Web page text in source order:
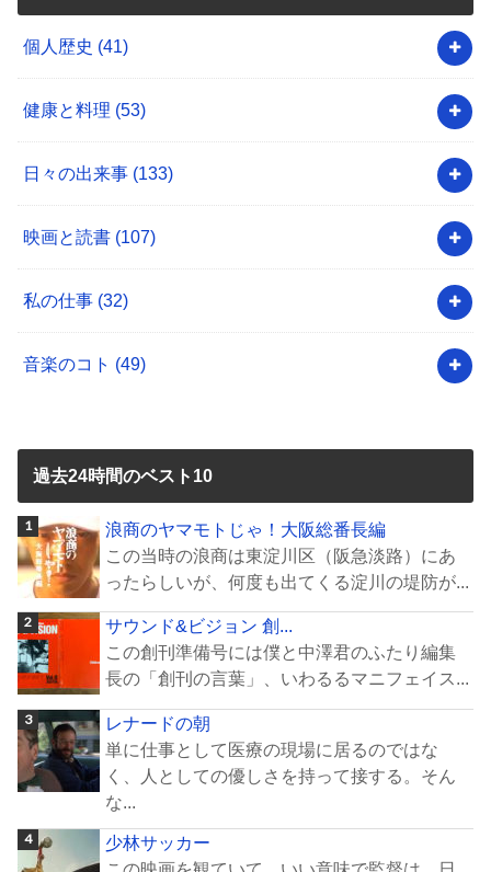
個人歴史 (41)
健康と料理 (53)
日々の出来事 (133)
映画と読書 (107)
私の仕事 (32)
音楽のコト (49)
過去24時間のベスト10
浪商のヤマモトじゃ！大阪総番長編
この当時の浪商は東淀川区（阪急淡路）にあ
ったらしいが、何度も出てくる淀川の堤防が...
サウンド&ビジョン 創...
この創刊準備号には僕と中澤君のふたり編集
長の「創刊の言葉」、いわるるマニフェイス...
レナードの朝
単に仕事として医療の現場に居るのではな
く、人としての優しさを持って接する。そん
な...
少林サッカー